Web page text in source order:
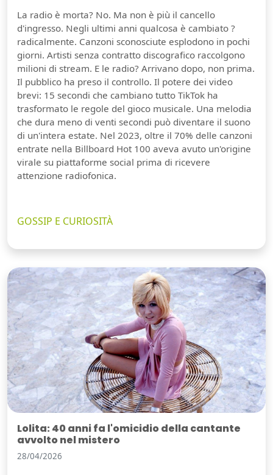
La radio è morta? No. Ma non è più il cancello
d'ingresso. Negli ultimi anni qualcosa è cambiato ?
radicalmente. Canzoni sconosciute esplodono in pochi
giorni. Artisti senza contratto discografico raccolgono
milioni di stream. E le radio? Arrivano dopo, non prima.
Il pubblico ha preso il controllo. Il potere dei video
brevi: 15 secondi che cambiano tutto TikTok ha
trasformato le regole del gioco musicale. Una melodia
che dura meno di venti secondi può diventare il suono
di un'intera estate. Nel 2023, oltre il 70% delle canzoni
entrate nella Billboard Hot 100 aveva avuto un'origine
virale su piattaforme social prima di ricevere
attenzione radiofonica.
GOSSIP E CURIOSITÀ
Lolita: 40 anni fa l'omicidio della cantante
avvolto nel mistero
28/04/2026